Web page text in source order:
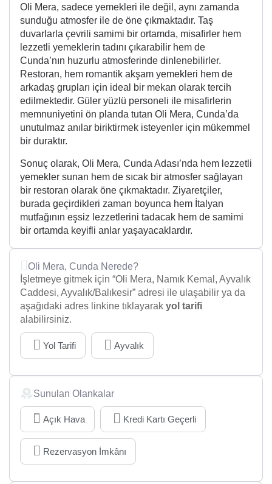
Oli Mera, sadece yemekleri ile değil, aynı zamanda
sunduğu atmosfer ile de öne çıkmaktadır. Taş
duvarlarla çevrili samimi bir ortamda, misafirler hem
lezzetli yemeklerin tadını çıkarabilir hem de
Cunda’nın huzurlu atmosferinde dinlenebilirler.
Restoran, hem romantik akşam yemekleri hem de
arkadaş grupları için ideal bir mekan olarak tercih
edilmektedir. Güler yüzlü personeli ile misafirlerin
memnuniyetini ön planda tutan Oli Mera, Cunda’da
unutulmaz anılar biriktirmek isteyenler için mükemmel
bir duraktır.
Sonuç olarak, Oli Mera, Cunda Adası’nda hem lezzetli
yemekler sunan hem de sıcak bir atmosfer sağlayan
bir restoran olarak öne çıkmaktadır. Ziyaretçiler,
burada geçirdikleri zaman boyunca hem İtalyan
mutfağının eşsiz lezzetlerini tadacak hem de samimi
bir ortamda keyifli anlar yaşayacaklardır.
Oli Mera, Cunda Nerede?
İşletmeye gitmek için “Oli Mera, Namık Kemal, Ayvalık
Caddesi, Ayvalık/Balıkesir” adresi ile ulaşabilir ya da
aşağıdaki adres linkine tıklayarak yol tarifi
alabilirsiniz.
Yol Tarifi Ayvalık
Sunulan Olankalar
Açık Hava Kredi Kartı Geçerli
Rezervasyon İmkânı